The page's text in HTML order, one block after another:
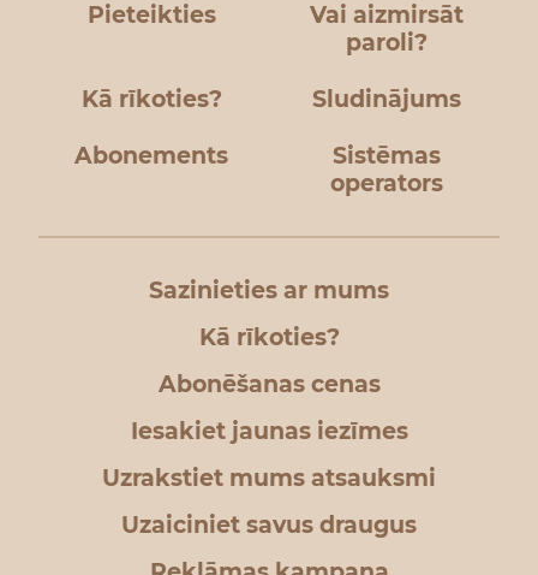
Pieteikties
Vai aizmirsāt
paroli?
Kā rīkoties? Sludinājums
Abonements
Sistēmas
operators
Sazinieties ar mums
Kā rīkoties?
Abonēšanas cenas
Iesakiet jaunas iezīmes
Uzrakstiet mums atsauksmi
Uzaiciniet savus draugus